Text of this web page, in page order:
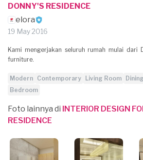
DONNY'S RESIDENCE
elora
19 May 2016
Kami mengerjakan seluruh rumah mulai dari
furniture.
Modern Contemporary Living Room
Bedroom
Foto lainnya di INTERIOR DESIGN
RESIDENCE